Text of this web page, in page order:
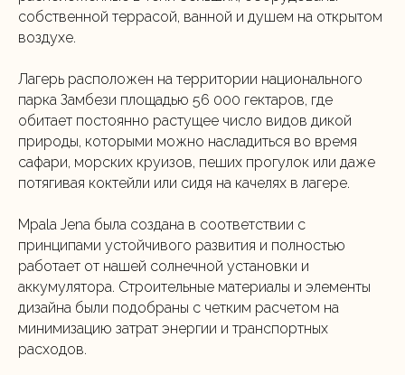
собственной террасой, ванной и душем на открытом
воздухе.
Лагерь расположен на территории национального
парка Замбези площадью 56 000 гектаров, где
обитает постоянно растущее число видов дикой
природы, которыми можно насладиться во время
сафари, морских круизов, пеших прогулок или даже
потягивая коктейли или сидя на качелях в лагере.
Mpala Jena была создана в соответствии с
принципами устойчивого развития и полностью
работает от нашей солнечной установки и
аккумулятора. Строительные материалы и элементы
дизайна были подобраны с четким расчетом на
минимизацию затрат энергии и транспортных
расходов.